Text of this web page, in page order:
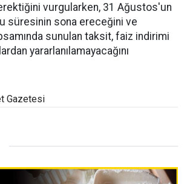
vurgularken, 31 Ağustos'un
süresinin sona ereceğini ve
sunulan taksit, faiz indirimi
yararlanılamayacağını
Gazetesi